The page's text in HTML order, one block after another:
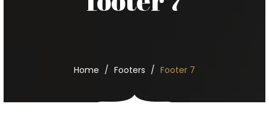
Home Footers Footer 7